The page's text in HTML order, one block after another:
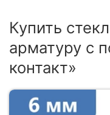
Купить
арматуру с
контакт»